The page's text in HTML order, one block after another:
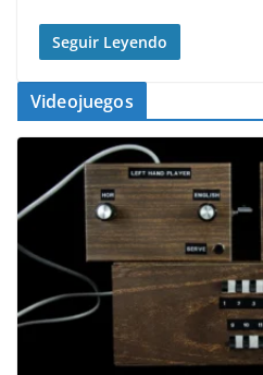
Seguir Leyendo
Videojuegos